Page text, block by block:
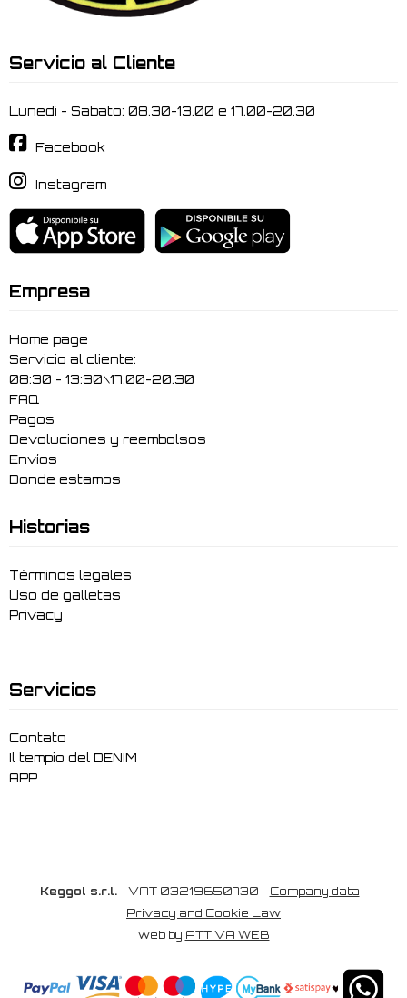
Servicio al Cliente
Lunedi - Sabato: 08.30-13.00 e 17.00-20.30
Facebook
Instagram
Empresa
Home page
Servicio al cliente:
08:30 - 13:30\17.00-20.30
FAQ
Pagos
Devoluciones y reembolsos
Envíos
Donde estamos
Historias
Términos legales
Uso de galletas
Privacy
Servicios
Contato
Il tempio del DENIM
APP
Keggol s.r.l.- VAT 03219650730 - Company data -
Privacy and Cookie Law
web by ATTIVA WEB